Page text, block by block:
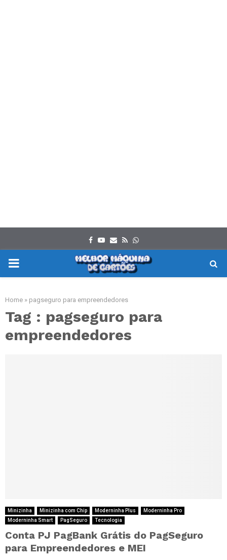
Facebook
Youtube
Email
RssWhatsapp
PRIMARY
Home » pagseguro para empreendedores
Tag : pagseguro para
empreendedores
Minizinha Minizinha com Chip Moderninha Plus
Moderninha Pro
Moderninha Smart
PagSeguro Tecnologia
Conta PJ PagBank Grátis do PagSeguro
para Empreendedores e MEI